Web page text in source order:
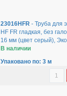
23016HFR -Труба для
HF FR гладкая, без
16 мм (цвет серый),
В наличии
Упаковано по: 3 м